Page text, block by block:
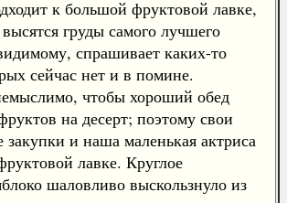
к большой фруктовой лавке,
груды самого лучшего
спрашивает каких-то
сейчас нет и в помине.
чтобы хороший обед
на десерт; поэтому свои
закупки и наша маленькая актриса
лавке. Круглое
шаловливо выскользнуло из